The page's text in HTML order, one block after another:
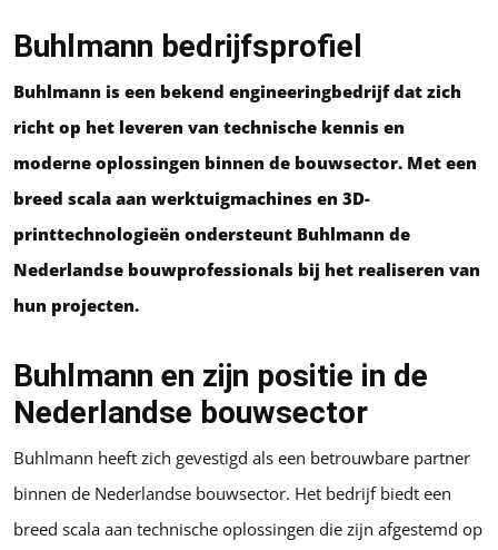
Buhlmann bedrijfsprofiel
Buhlmann is een bekend engineeringbedrijf dat zich
richt op het leveren van technische kennis en
moderne oplossingen binnen de bouwsector. Met een
breed scala aan werktuigmachines en 3D-
printtechnologieën ondersteunt Buhlmann de
Nederlandse bouwprofessionals bij het realiseren van
hun projecten.
Buhlmann en zijn positie in de
Nederlandse bouwsector
Buhlmann heeft zich gevestigd als een betrouwbare partner
binnen de Nederlandse bouwsector. Het bedrijf biedt een
breed scala aan technische oplossingen die zijn afgestemd op